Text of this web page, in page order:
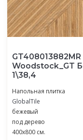
Woodstock_GT
1\38,4
Напольная плитка
GlobalTile
бежевый
под дерево
400x800 см.